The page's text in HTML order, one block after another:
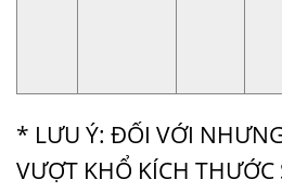
* LƯU Ý: ĐỐI VỚI
VƯỢT KHỔ KÍCH THƯỚC